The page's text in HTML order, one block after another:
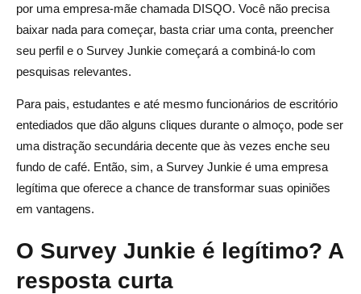
por uma empresa-mãe chamada DISQO. Você não precisa
baixar nada para começar, basta criar uma conta, preencher
seu perfil e o Survey Junkie começará a combiná-lo com
pesquisas relevantes.
Para pais, estudantes e até mesmo funcionários de escritório
entediados que dão alguns cliques durante o almoço, pode ser
uma distração secundária decente que às vezes enche seu
fundo de café. Então, sim, a Survey Junkie é uma empresa
legítima que oferece a chance de transformar suas opiniões
em vantagens.
O Survey Junkie é legítimo? A
resposta curta